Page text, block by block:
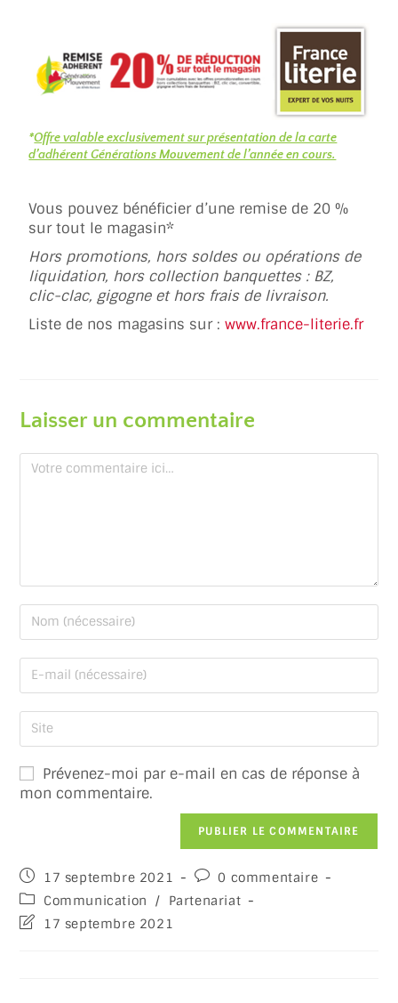
*Offre valable exclusivement sur présentation de la carte
d’adhérent Générations Mouvement de l’année en cours.
Vous pouvez bénéficier d’une remise de 20 %
sur tout le magasin*
Hors promotions, hors soldes ou opérations de
liquidation, hors collection banquettes : BZ,
clic-clac, gigogne et hors frais de livraison.
Liste de nos magasins sur :www.france-literie.fr
Laisser un commentaire
Prévenez-moi par e-mail en cas de réponse à
mon commentaire.
17 septembre 2021
0 commentaire
Communication
/
Partenariat
17 septembre 2021